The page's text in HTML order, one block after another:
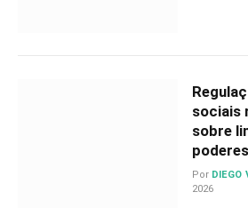
sociais
sobre
Por DIEGO
2026